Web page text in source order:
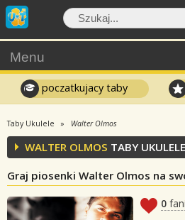
Menu
poczatkujacy taby
Taby Ukulele Walter Olmos
WALTER OLMOS TABY UKULELE
Graj piosenki Walter Olmos na
0 fani